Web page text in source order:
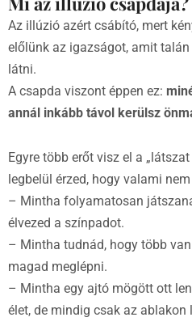
Az illúzió azért csábító, mert
előlünk az igazságot, amit
látni.
A csapda viszont éppen ez:
annál inkább távol kerülsz
Egyre több erőt visz el a
legbelül érzed, hogy valami nem
– Mintha folyamatosan
élvezed a színpadot.
– Mintha tudnád, hogy több
magad meglépni.
– Mintha egy ajtó mögött ott
élet, de mindig csak az ablakon